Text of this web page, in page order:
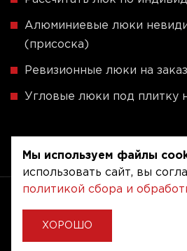
Алюминиевые люки
(присоска)
Ревизионные люки на
Угловые люки под плитку
Copyright © 2020 - 2026. Люкер,
сантехнические люки.
Разработка и продвижение -
Мы используем файлы
использовать сайт, вы
политикой сбора и
ХОРОШО